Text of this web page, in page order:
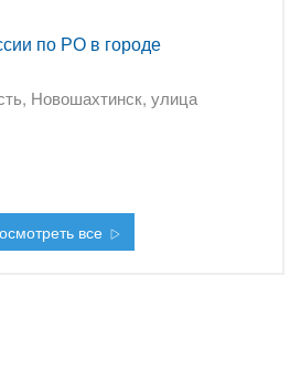
по РО в городе
Новошахтинск, улица
все